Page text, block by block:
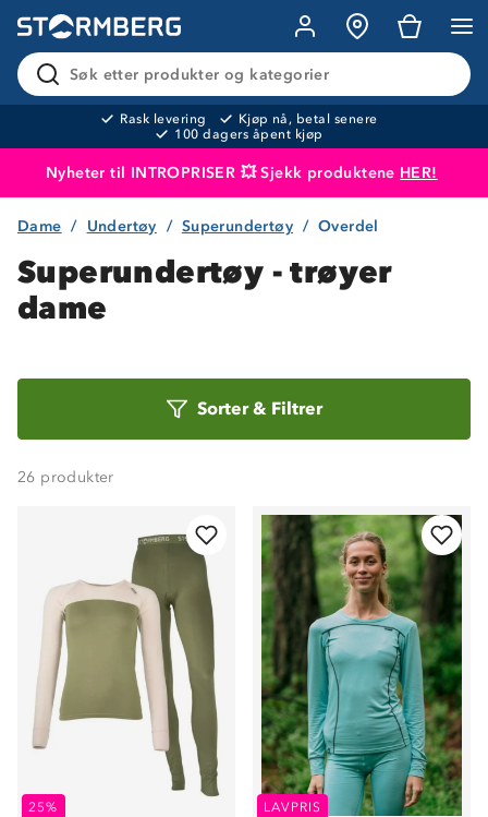
Søk etter produkter og kategorier
Rask levering
Kjøp nå, betal senere
100 dagers åpent kjøp
Nyheter til INTROPRISER 💥 Sjekk produktene HER!
Produktet er lagt i handlekurven Til kassen
Dame Undertøy Superundertøy Overdel
Superundertøy - trøyer
dame
Sorter& Filtrer
26 produkter
25% LAVPRIS